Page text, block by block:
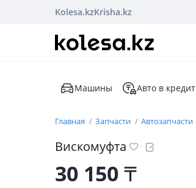
Kolesa.kzKrisha.kz
Машины Авто в кредит
Главная Запчасти Автозапчасти
Вискомуфта
30 150₸